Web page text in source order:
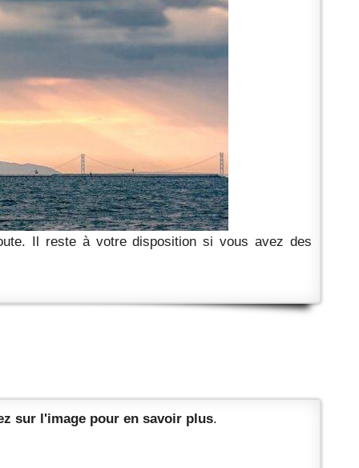
Il reste à votre disposition si vous avez des
sur l'image pour en savoir plus.